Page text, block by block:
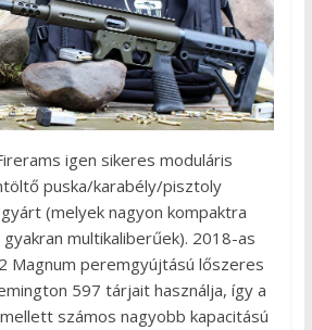
igen sikeres moduláris
puska/karabély/pisztoly
(melyek nagyon kompaktra
multikaliberűek). 2018-as
Magnum peremgyújtású lőszeres
597 tárjait használja, így a
számos nagyobb kapacitású